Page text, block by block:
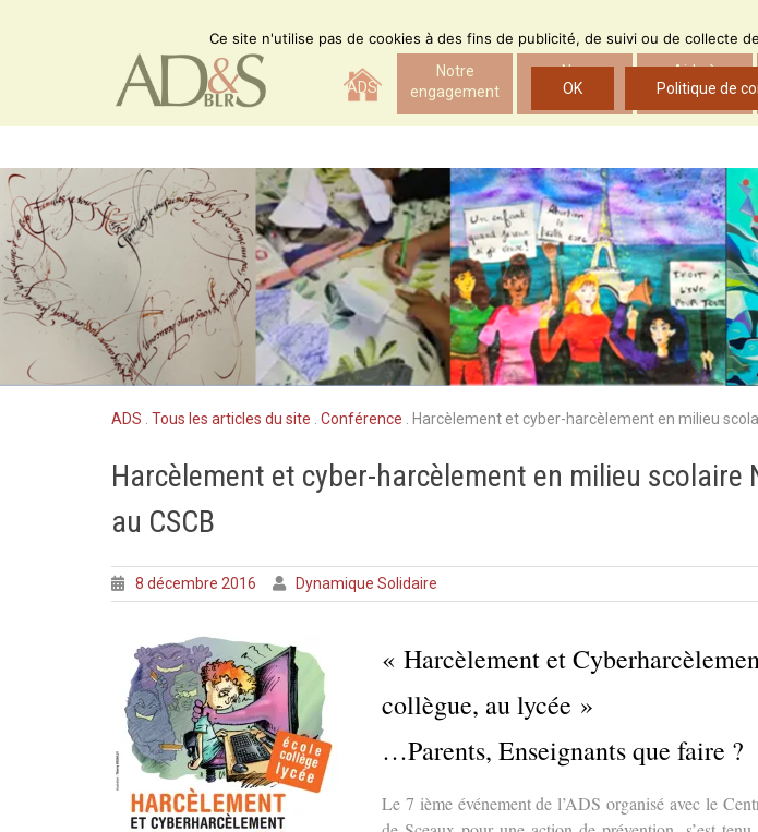
ADS
Notre
engagement
Nos
actions
Aide à
l’insertion
ADS Tous les articles du site Conférence Harcèlement et cyber-harcèlement en milieu
Harcèlement et cyber-harcèlement en milieu scolaire
au CSCB
8 décembre 2016 Dynamique Solidaire
« Harcèlement et
collègue, au lycée »
…Parents, Enseignants que faire ?
Le 7 ième événement de l’ADS organisé avec le
Ce site n'utilise pas de cookies à des fins de publicité, de suivi ou de collecte
OK Politique de